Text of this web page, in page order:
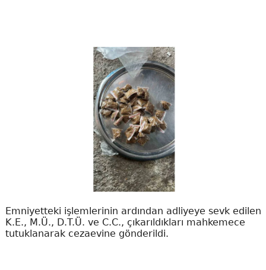
Emniyetteki işlemlerinin ardından adliyeye sevk edilen
K.E., M.Ü., D.T.Ü. ve C.C., çıkarıldıkları mahkemece
tutuklanarak cezaevine gönderildi.